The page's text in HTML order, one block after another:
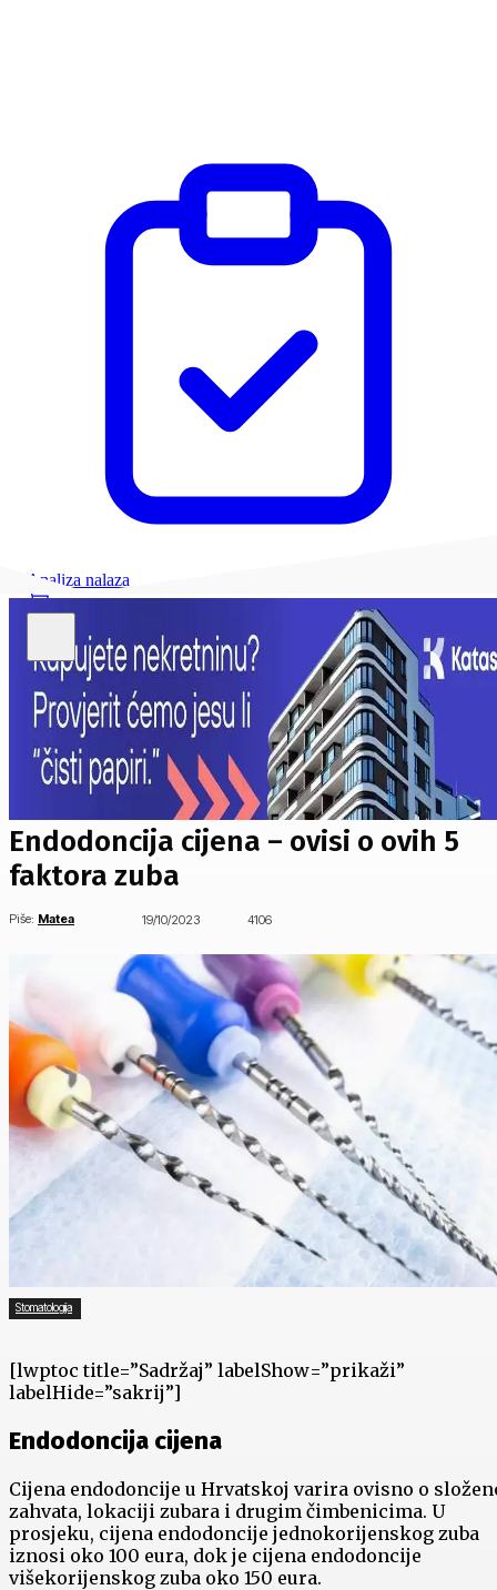
Analiza nalaza
Endodoncija cijena – ovisi o ovih 5
faktora zuba
Piše: Matea 19/10/2023 4106
Stomatologija
[lwptoc title=”Sadržaj” labelShow=”prikaži”
labelHide=”sakrij”]
Endodoncija cijena
Cijena endodoncije u Hrvatskoj varira ovisno o
zahvata, lokaciji zubara i drugim čimbenicima. U
prosjeku, cijena endodoncije jednokorijenskog zuba
iznosi oko 100 eura, dok je cijena endodoncije
višekorijenskog zuba oko 150 eura.